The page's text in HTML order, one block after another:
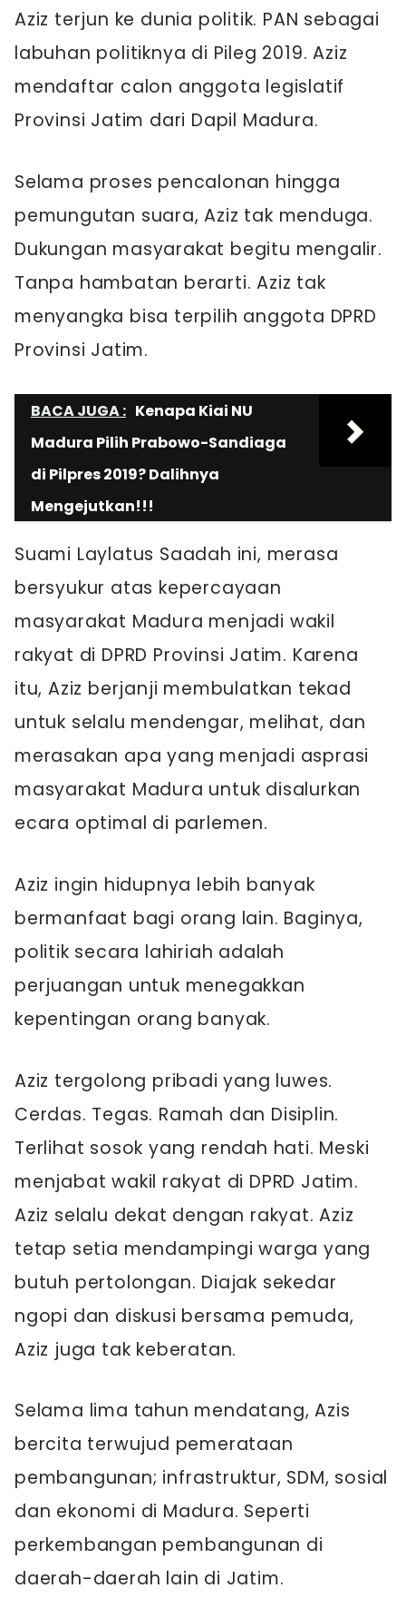
Aziz terjun ke dunia politik. PAN sebagai
labuhan politiknya di Pileg 2019. Aziz
mendaftar calon anggota legislatif
Provinsi Jatim dari Dapil Madura.
Selama proses pencalonan hingga
pemungutan suara, Aziz tak menduga.
Dukungan masyarakat begitu mengalir.
Tanpa hambatan berarti. Aziz tak
menyangka bisa terpilih anggota DPRD
Provinsi Jatim.
BACA JUGA : Kenapa Kiai NU
Madura Pilih Prabowo-Sandiaga
di Pilpres 2019? Dalihnya
Mengejutkan!!!
Suami Laylatus Saadah ini, merasa
bersyukur atas kepercayaan
masyarakat Madura menjadi wakil
rakyat di DPRD Provinsi Jatim. Karena
itu, Aziz berjanji membulatkan tekad
untuk selalu mendengar, melihat, dan
merasakan apa yang menjadi asprasi
masyarakat Madura untuk disalurkan
ecara optimal di parlemen.
Aziz ingin hidupnya lebih banyak
bermanfaat bagi orang lain. Baginya,
politik secara lahiriah adalah
perjuangan untuk menegakkan
kepentingan orang banyak.
Aziz tergolong pribadi yang luwes.
Cerdas. Tegas. Ramah dan Disiplin.
Terlihat sosok yang rendah hati. Meski
menjabat wakil rakyat di DPRD Jatim.
Aziz selalu dekat dengan rakyat. Aziz
tetap setia mendampingi warga yang
butuh pertolongan. Diajak sekedar
ngopi dan diskusi bersama pemuda,
Aziz juga tak keberatan.
Selama lima tahun mendatang, Azis
bercita terwujud pemerataan
pembangunan; infrastruktur, SDM, sosial
dan ekonomi di Madura. Seperti
perkembangan pembangunan di
daerah-daerah lain di Jatim.